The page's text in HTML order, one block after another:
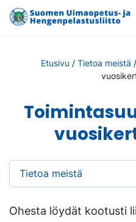
Etusivu / Tietoa meistä /
Tietoa meistä
Ohesta löydät kootusti